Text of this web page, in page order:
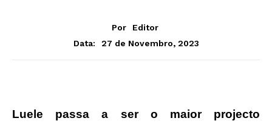
Por
Editor
Data:
27 de Novembro, 2023
Luele passa a ser o maior projecto